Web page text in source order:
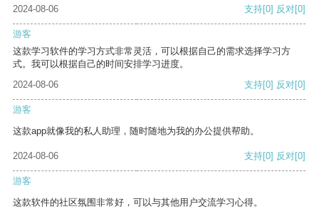
2024-08-06 支持[0] 反对[0]
游客
这款学习软件的学习方式非常灵活，可以根据自己的需求选择学习方
式。我可以根据自己的时间安排学习进度。
2024-08-06
支持[0] 反对[0]
游客
这款app就像我的私人助理，随时随地为我的办公提供帮助。
2024-08-06 支持[0] 反对[0]
游客
这款软件的社区氛围非常好，可以与其他用户交流学习心得。